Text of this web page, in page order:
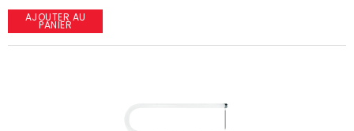
AJOUTER AU
PANIER